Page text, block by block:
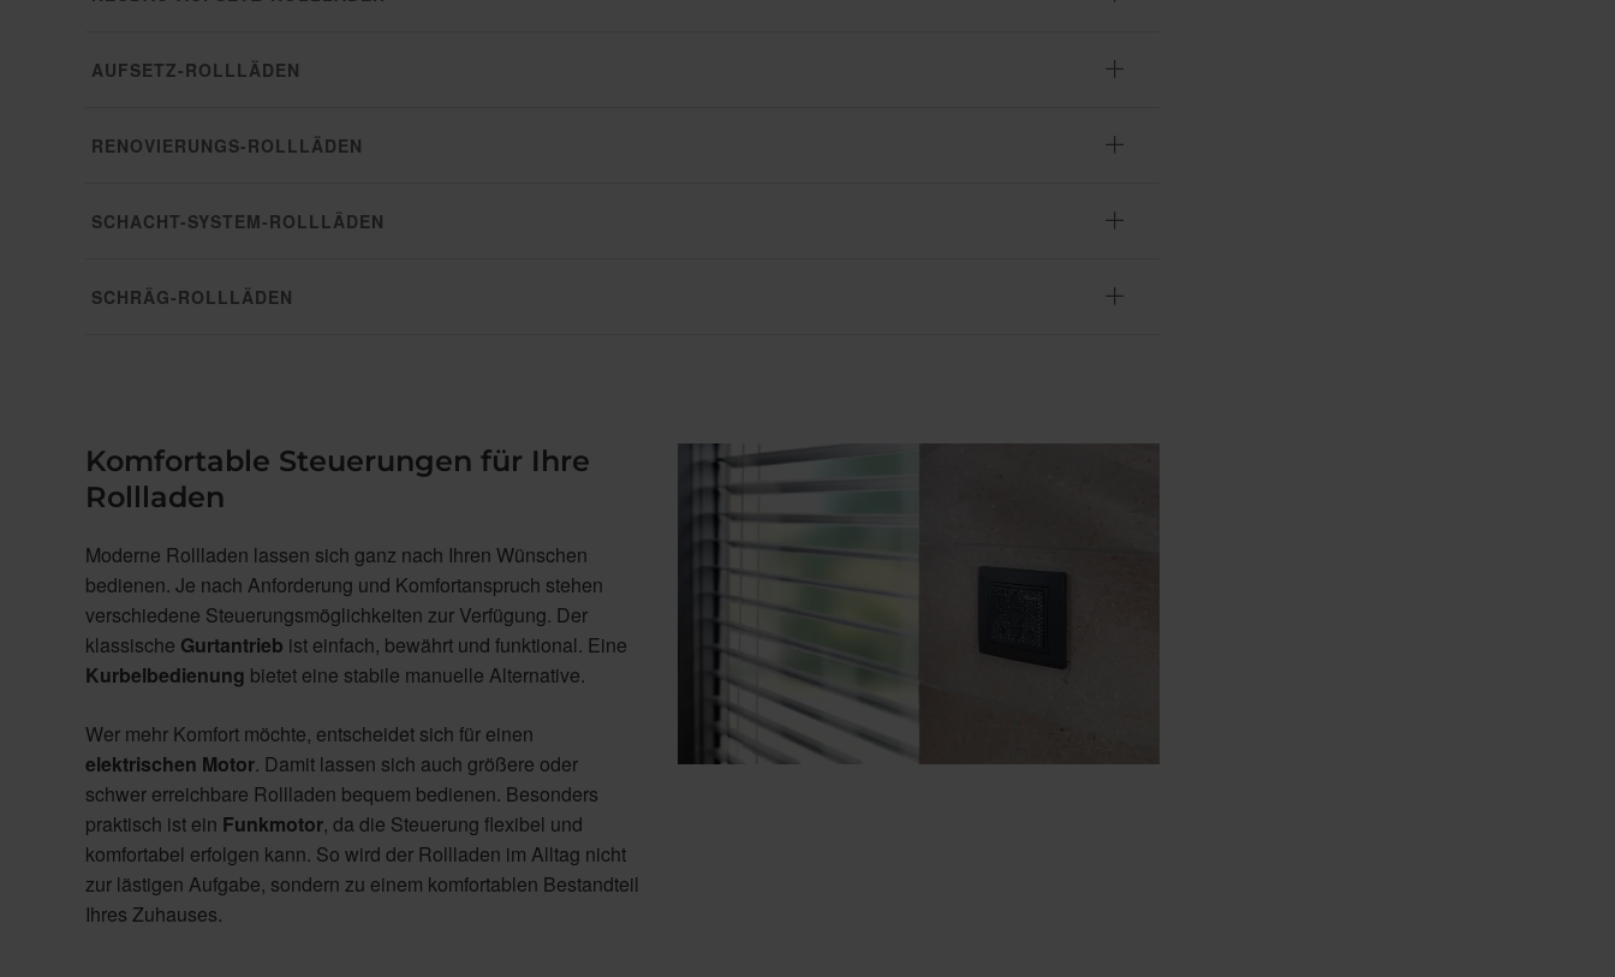
AUFSETZ-ROLLLÄDEN
RENOVIERUNGS-ROLLLÄDEN
SCHACHT-SYSTEM-ROLLLÄDEN
SCHRÄG-ROLLLÄDEN
Komfortable Steuerungen für Ihre
Rollladen
Moderne Rollladen lassen sich ganz nach Ihren Wünschen
bedienen. Je nach Anforderung und Komfortanspruch stehen
verschiedene Steuerungsmöglichkeiten zur Verfügung. Der
klassische Gurtantrieb ist einfach, bewährt und funktional. Eine
Kurbelbedienung bietet eine stabile manuelle Alternative.
Wer mehr Komfort möchte, entscheidet sich für einen
elektrischen Motor. Damit lassen sich auch größere oder
schwer erreichbare Rollladen bequem bedienen. Besonders
praktisch ist ein Funkmotor, da die Steuerung flexibel und
komfortabel erfolgen kann. So wird der Rollladen im Alltag nicht
zur lästigen Aufgabe, sondern zu einem komfortablen Bestandteil
Ihres Zuhauses.